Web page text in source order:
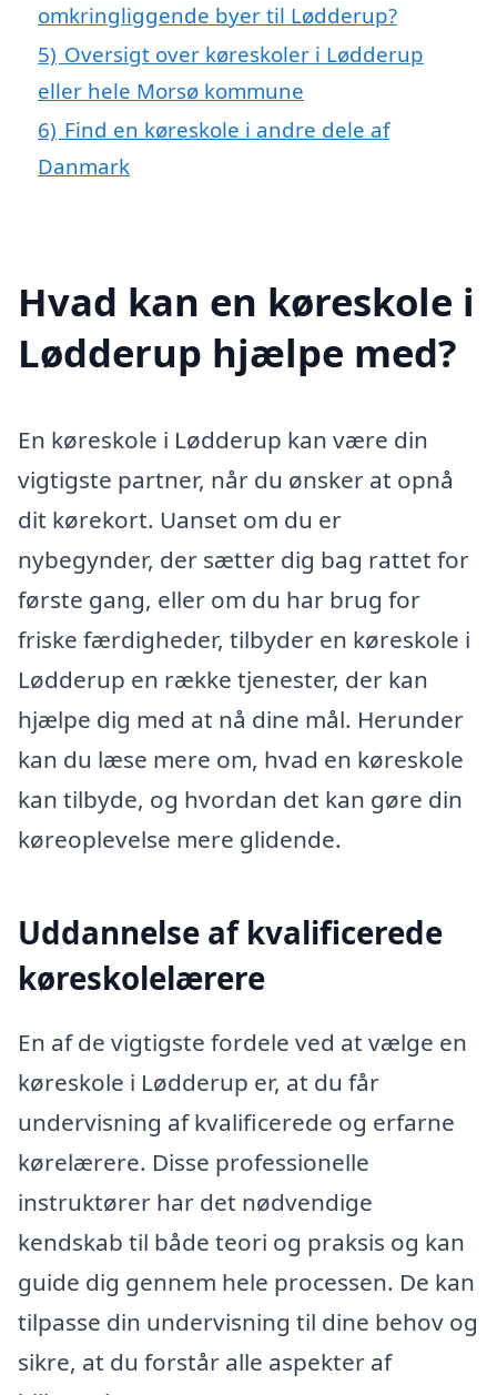
omkringliggende byer til Lødderup?
5) Oversigt over køreskoler i Lødderup
eller hele Morsø kommune
6) Find en køreskole i andre dele af
Danmark
Hvad kan en køreskole i
Lødderup hjælpe med?
En køreskole i Lødderup kan være din
vigtigste partner, når du ønsker at opnå
dit kørekort. Uanset om du er
nybegynder, der sætter dig bag rattet for
første gang, eller om du har brug for
friske færdigheder, tilbyder en køreskole i
Lødderup en række tjenester, der kan
hjælpe dig med at nå dine mål. Herunder
kan du læse mere om, hvad en køreskole
kan tilbyde, og hvordan det kan gøre din
køreoplevelse mere glidende.
Uddannelse af kvalificerede
køreskolelærere
En af de vigtigste fordele ved at vælge en
køreskole i Lødderup er, at du får
undervisning af kvalificerede og erfarne
kørelærere. Disse professionelle
instruktører har det nødvendige
kendskab til både teori og praksis og kan
guide dig gennem hele processen. De kan
tilpasse din undervisning til dine behov og
sikre, at du forstår alle aspekter af